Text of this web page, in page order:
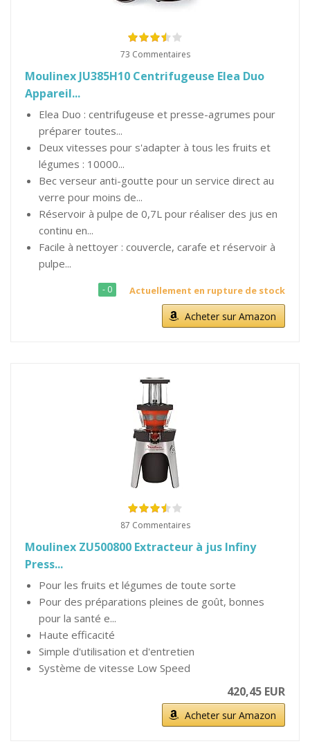
73 Commentaires
Moulinex JU385H10 Centrifugeuse Elea Duo
Appareil...
Elea Duo : centrifugeuse et presse-agrumes pour
préparer toutes...
Deux vitesses pour s'adapter à tous les fruits et
légumes : 10000...
Bec verseur anti-goutte pour un service direct au
verre pour moins de...
Réservoir à pulpe de 0,7L pour réaliser des jus en
continu en...
Facile à nettoyer : couvercle, carafe et réservoir à
pulpe...
- 0 Actuellement en rupture de stock
Acheter sur Amazon
87 Commentaires
Moulinex ZU500800 Extracteur à jus Infiny
Press...
Pour les fruits et légumes de toute sorte
Pour des préparations pleines de goût, bonnes
pour la santé e...
Haute efficacité
Simple d'utilisation et d'entretien
Système de vitesse Low Speed
420,45 EUR
Acheter sur Amazon